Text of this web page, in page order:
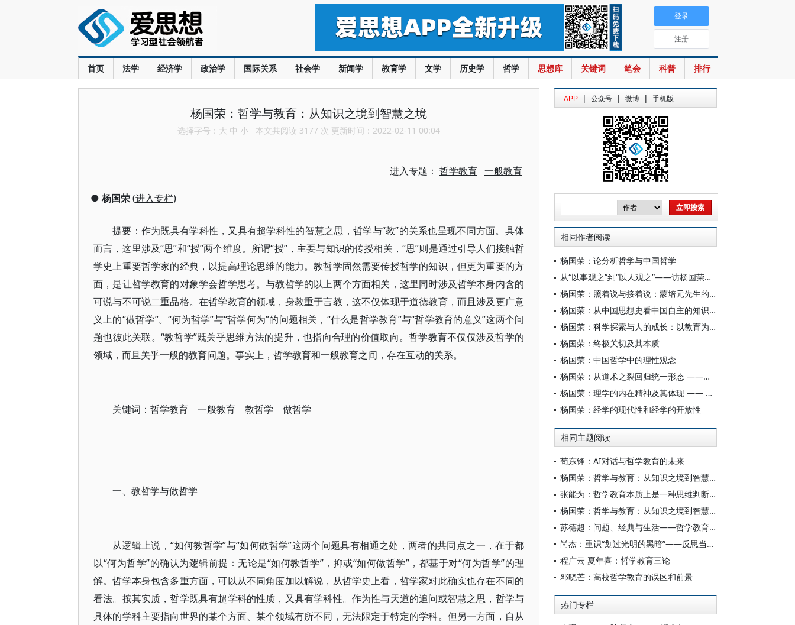
首页 法学 经济学 政治学 国际关系 社会学 新闻学 教育学 文学 历史学 哲学 思想库 关键词 笔会 科普 排行
登录
注册
杨国荣：哲学与教育：从知识之境到智慧之境
选择字号： 大 中 小 本文共阅读 3177 次 更新时间：2022-02-11 00:04
进入专题： 哲学教育 一般教育
● 杨国荣(进入专栏)
提要：作为既具有学科性，又具有超学科性的智慧之思，哲学与“教”的关系也呈现不同方面。具体
而言，这里涉及“思”和“授”两个维度。所谓“授”，主要与知识的传授相关，“思”则是通过引导人们接触哲
学史上重要哲学家的经典，以提高理论思维的能力。教哲学固然需要传授哲学的知识，但更为重要的方
面，是让哲学教育的对象学会哲学思考。与教哲学的以上两个方面相关，这里同时涉及哲学本身内含的
可说与不可说二重品格。在哲学教育的领域，身教重于言教，这不仅体现于道德教育，而且涉及更广意
义上的“做哲学”。“何为哲学”与“哲学何为”的问题相关，“什么是哲学教育”与“哲学教育的意义”这两个问
题也彼此关联。“教哲学”既关乎思维方法的提升，也指向合理的价值取向。哲学教育不仅仅涉及哲学的
领域，而且关乎一般的教育问题。事实上，哲学教育和一般教育之间，存在互动的关系。
关键词：哲学教育 一般教育 教哲学 做哲学
一、教哲学与做哲学
从逻辑上说，“如何教哲学”与“如何做哲学”这两个问题具有相通之处，两者的共同点之一，在于都
以“何为哲学”的确认为逻辑前提：无论是“如何教哲学”，抑或“如何做哲学”，都基于对“何为哲学”的理
解。哲学本身包含多重方面，可以从不同角度加以解说，从哲学史上看，哲学家对此确实也存在不同的
看法。按其实质，哲学既具有超学科的性质，又具有学科性。作为性与天道的追问或智慧之思，哲学与
具体的学科主要指向世界的某个方面、某个领域有所不同，无法限定于特定的学科。但另一方面，自从
APP | 公众号 | 微博 | 手机版
相同作者阅读
杨国荣：论分析哲学与中国哲学
从“以事观之”到“以人观之”——访杨国荣教授
杨国荣：照着说与接着说：蒙培元先生的中国哲学研究
杨国荣：从中国思想史看中国自主的知识体系
杨国荣：科学探索与人的成长：以教育为视域
杨国荣：终极关切及其本质
杨国荣：中国哲学中的理性观念
杨国荣：从道术之裂回归统一形态 ——《庄子·天下》的深层内涵
杨国荣：理学的内在精神及其体现 —— 基于《近思录》的考察
杨国荣：经学的现代性和经学的开放性
相同主题阅读
苟东锋：AI对话与哲学教育的未来
杨国荣：哲学与教育：从知识之境到智慧之境
张能为：哲学教育本质上是一种思维判断力的锻造和训练
杨国荣：哲学与教育：从知识之境到智慧之境
苏德超：问题、经典与生活——哲学教育的三大支点
尚杰：重识“划过光明的黑暗”——反思当代中国启蒙困境
程广云 夏年喜：哲学教育三论
邓晓芒：高校哲学教育的误区和前景
热门专栏